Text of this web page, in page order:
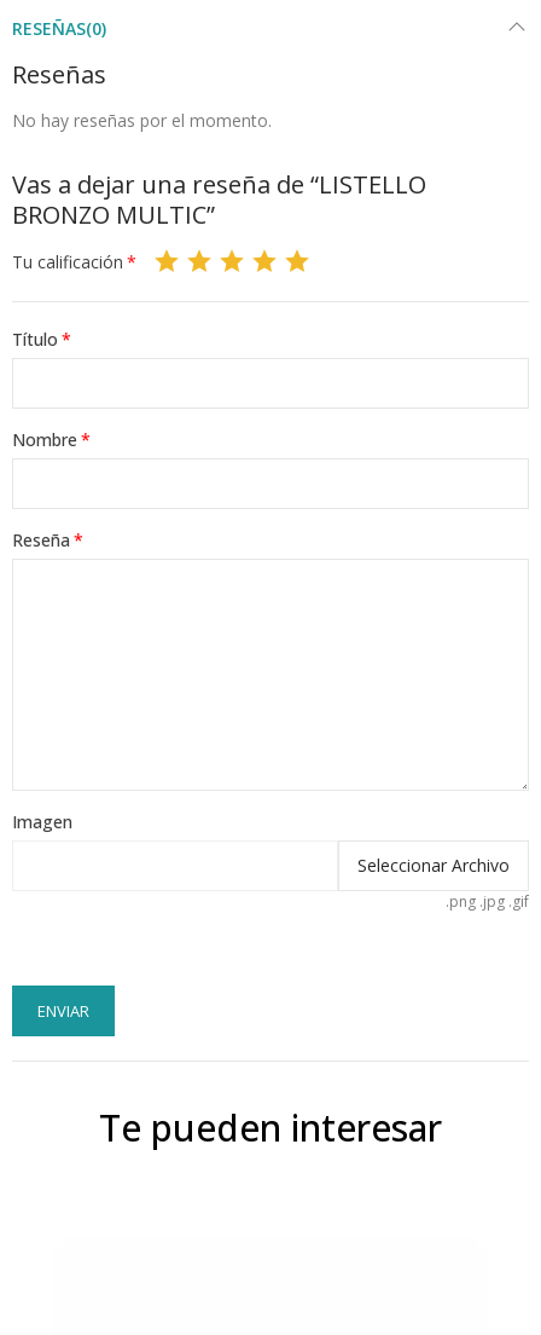
RESEÑAS(0)
Reseñas
No hay reseñas por el momento.
Vas a dejar una reseña de “LISTELLO
BRONZO MULTIC”
Tu calificación
Título
Nombre
Reseña
Imagen
Seleccionar Archivo
.png .jpg .gif
ENVIAR
Te pueden interesar